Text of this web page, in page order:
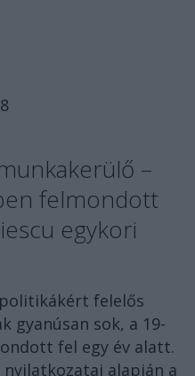
–
felmondott
egykori
felelős
gyanúsan sok, a 19-
fel egy év alatt.
alapján a